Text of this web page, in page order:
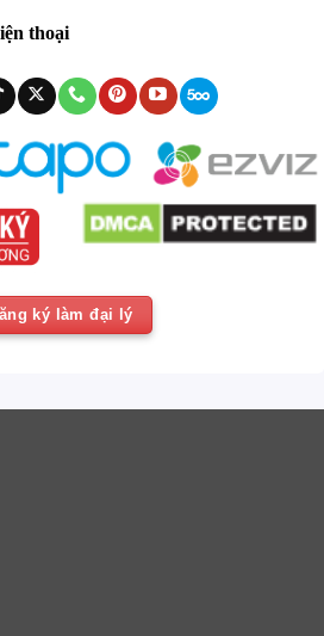
thoại
ký làm đại lý